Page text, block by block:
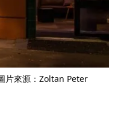
片來源：Zoltan Peter